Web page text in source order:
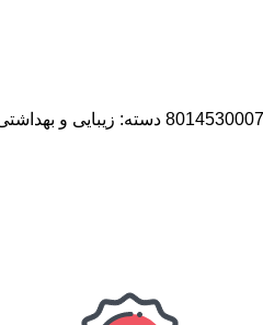
دسته: زیبایی و